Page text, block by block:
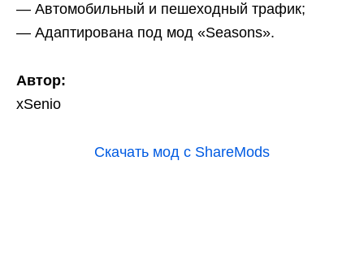
— Автомобильный и пешеходный трафик;
— Адаптирована под мод «Seasons».
Автор:
xSenio
Скачать мод с ShareMods